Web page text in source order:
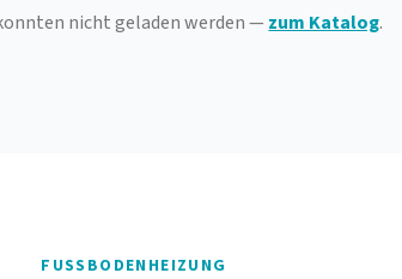
nicht geladen werden — zum Katalog.
FUSSBODENHEIZUNG